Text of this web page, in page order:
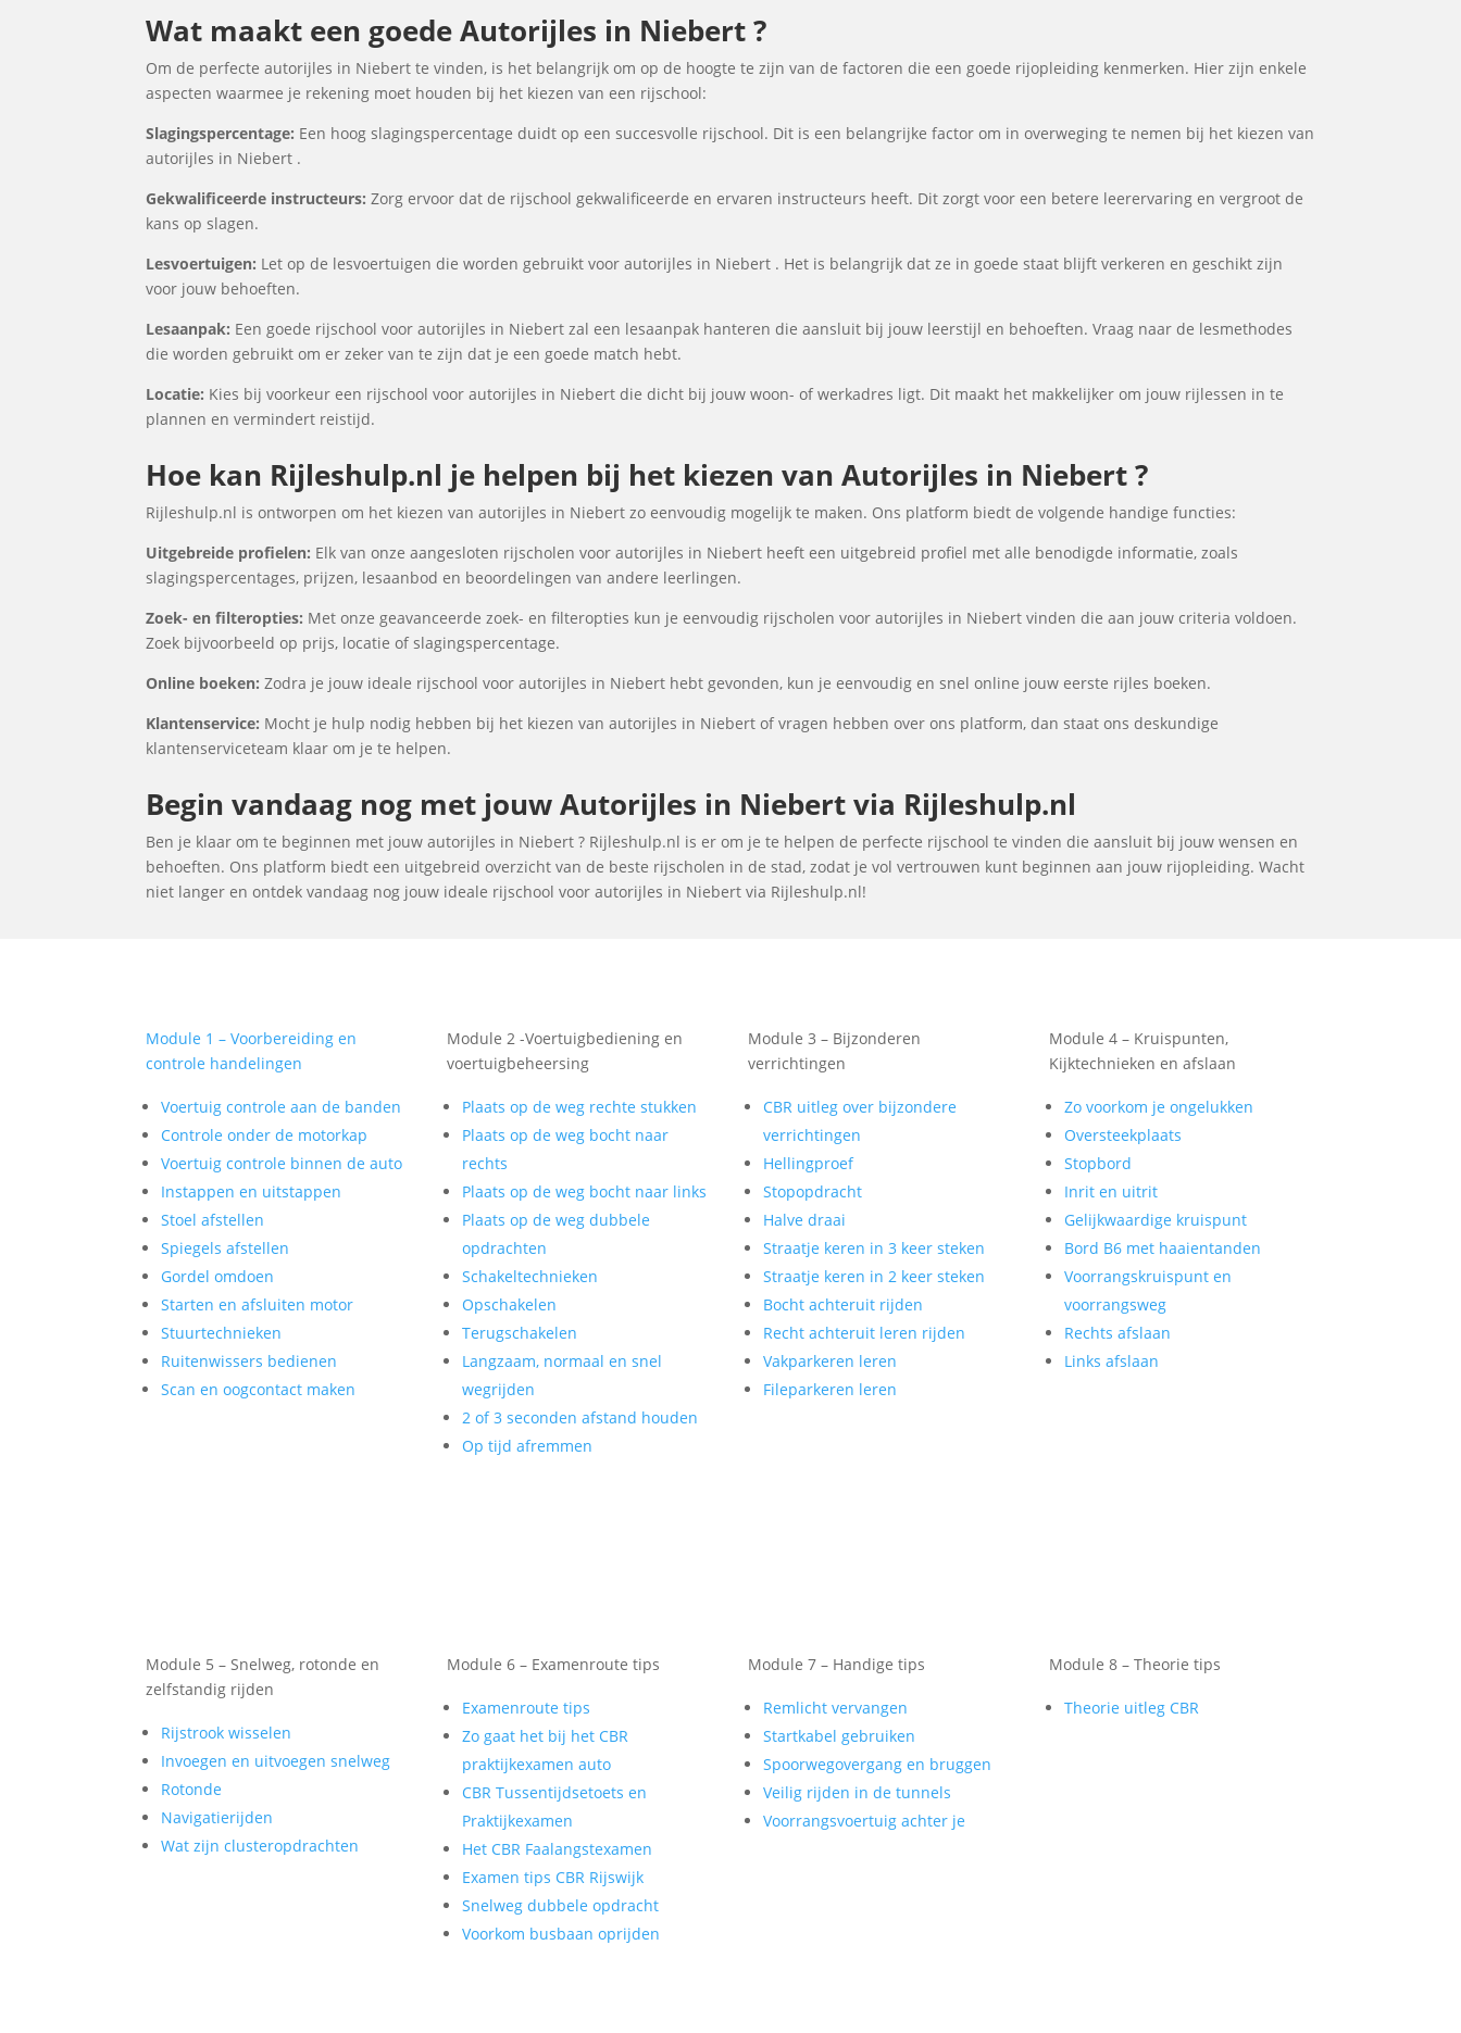
Wat maakt een goede Autorijles in Niebert ?
Om de perfecte autorijles in Niebert te vinden, is het belangrijk om op de hoogte te zijn van de factoren die een goede rijopleiding kenmerken. Hier zijn enkele
aspecten waarmee je rekening moet houden bij het kiezen van een rijschool:
Slagingspercentage: Een hoog slagingspercentage duidt op een succesvolle rijschool. Dit is een belangrijke factor om in overweging te nemen bij het kiezen van
autorijles in Niebert .
Gekwalificeerde instructeurs: Zorg ervoor dat de rijschool gekwalificeerde en ervaren instructeurs heeft. Dit zorgt voor een betere leerervaring en vergroot de
kans op slagen.
Lesvoertuigen: Let op de lesvoertuigen die worden gebruikt voor autorijles in Niebert . Het is belangrijk dat ze in goede staat blijft verkeren en geschikt zijn
voor jouw behoeften.
Lesaanpak: Een goede rijschool voor autorijles in Niebert zal een lesaanpak hanteren die aansluit bij jouw leerstijl en behoeften. Vraag naar de lesmethodes
die worden gebruikt om er zeker van te zijn dat je een goede match hebt.
Locatie: Kies bij voorkeur een rijschool voor autorijles in Niebert die dicht bij jouw woon- of werkadres ligt. Dit maakt het makkelijker om jouw rijlessen in te
plannen en vermindert reistijd.
Hoe kan Rijleshulp.nl je helpen bij het kiezen van Autorijles in Niebert ?
Rijleshulp.nl is ontworpen om het kiezen van autorijles in Niebert zo eenvoudig mogelijk te maken. Ons platform biedt de volgende handige functies:
Uitgebreide profielen: Elk van onze aangesloten rijscholen voor autorijles in Niebert heeft een uitgebreid profiel met alle benodigde informatie, zoals
slagingspercentages, prijzen, lesaanbod en beoordelingen van andere leerlingen.
Zoek- en filteropties: Met onze geavanceerde zoek- en filteropties kun je eenvoudig rijscholen voor autorijles in Niebert vinden die aan jouw criteria voldoen.
Zoek bijvoorbeeld op prijs, locatie of slagingspercentage.
Online boeken: Zodra je jouw ideale rijschool voor autorijles in Niebert hebt gevonden, kun je eenvoudig en snel online jouw eerste rijles boeken.
Klantenservice: Mocht je hulp nodig hebben bij het kiezen van autorijles in Niebert of vragen hebben over ons platform, dan staat ons deskundige
klantenserviceteam klaar om je te helpen.
Begin vandaag nog met jouw Autorijles in Niebert via Rijleshulp.nl
Ben je klaar om te beginnen met jouw autorijles in Niebert ? Rijleshulp.nl is er om je te helpen de perfecte rijschool te vinden die aansluit bij jouw wensen en
behoeften. Ons platform biedt een uitgebreid overzicht van de beste rijscholen in de stad, zodat je vol vertrouwen kunt beginnen aan jouw rijopleiding. Wacht
niet langer en ontdek vandaag nog jouw ideale rijschool voor autorijles in Niebert via Rijleshulp.nl!
Module 1 – Voorbereiding en
controle handelingen
Voertuig controle aan de banden
Controle onder de motorkap
Voertuig controle binnen de auto
Instappen en uitstappen
Stoel afstellen
Spiegels afstellen
Gordel omdoen
Starten en afsluiten motor
Stuurtechnieken
Ruitenwissers bedienen
Scan en oogcontact maken
Module 2 -Voertuigbediening en
voertuigbeheersing
Plaats op de weg rechte stukken
Plaats op de weg bocht naar
rechts
Plaats op de weg bocht naar links
Plaats op de weg dubbele
opdrachten
Schakeltechnieken
Opschakelen
Terugschakelen
Langzaam, normaal en snel
wegrijden
2 of 3 seconden afstand houden
Op tijd afremmen
Module 3 – Bijzonderen
verrichtingen
CBR uitleg over bijzondere
verrichtingen
Hellingproef
Stopopdracht
Halve draai
Straatje keren in 3 keer steken
Straatje keren in 2 keer steken
Bocht achteruit rijden
Recht achteruit leren rijden
Vakparkeren leren
Fileparkeren leren
Module 4 – Kruispunten,
Kijktechnieken en afslaan
Zo voorkom je ongelukken
Oversteekplaats
Stopbord
Inrit en uitrit
Gelijkwaardige kruispunt
Bord B6 met haaientanden
Voorrangskruispunt en
voorrangsweg
Rechts afslaan
Links afslaan
Module 5 – Snelweg, rotonde en
zelfstandig rijden
Rijstrook wisselen
Invoegen en uitvoegen snelweg
Rotonde
Navigatierijden
Wat zijn clusteropdrachten
Module 6 – Examenroute tips
Examenroute tips
Zo gaat het bij het CBR
praktijkexamen auto
CBR Tussentijdsetoets en
Praktijkexamen
Het CBR Faalangstexamen
Examen tips CBR Rijswijk
Snelweg dubbele opdracht
Voorkom busbaan oprijden
Module 7 – Handige tips
Remlicht vervangen
Startkabel gebruiken
Spoorwegovergang en bruggen
Veilig rijden in de tunnels
Voorrangsvoertuig achter je
Module 8 – Theorie tips
Theorie uitleg CBR